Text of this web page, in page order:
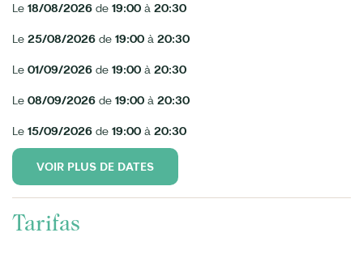
Le 18/08/2026 de 19:00 à 20:30
Le 25/08/2026 de 19:00 à 20:30
Le 01/09/2026 de 19:00 à 20:30
Le 08/09/2026 de 19:00 à 20:30
Le 15/09/2026 de 19:00 à 20:30
VOIR PLUS DE DATES
Tarifas